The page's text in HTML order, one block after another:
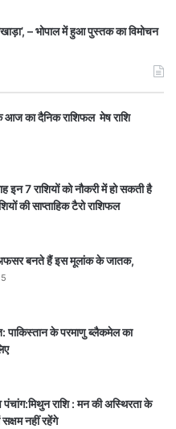
– भोपाल में हुआ पुस्तक का विमोचन
आज का दैनिक राशिफल मेष राशि
इन 7 राशियों को नौकरी में हो सकती है
की साप्ताहिक टैरो राशिफल
बनते हैं इस मूलांक के जातक,
पाकिस्तान के परमाणु ब्लैकमेल का
राशि : मन की अस्थिरता के
नहीं रहेंगे